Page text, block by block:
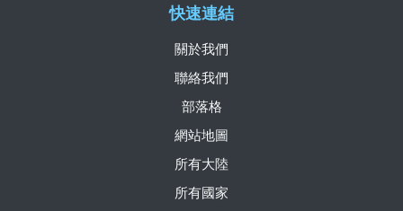
快速連結
關於我們
聯絡我們
部落格
網站地圖
所有大陸
所有國家